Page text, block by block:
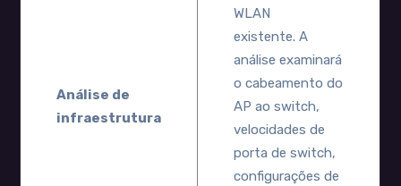
Análise de
infraestrutura
WLAN
existente. A
análise examinará
o cabeamento do
AP ao switch,
velocidades de
porta de switch,
configurações de